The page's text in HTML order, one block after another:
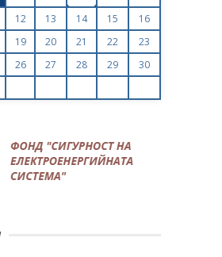
12 13 14 15
16
19 20 21 22
23
26 27 28 29
30